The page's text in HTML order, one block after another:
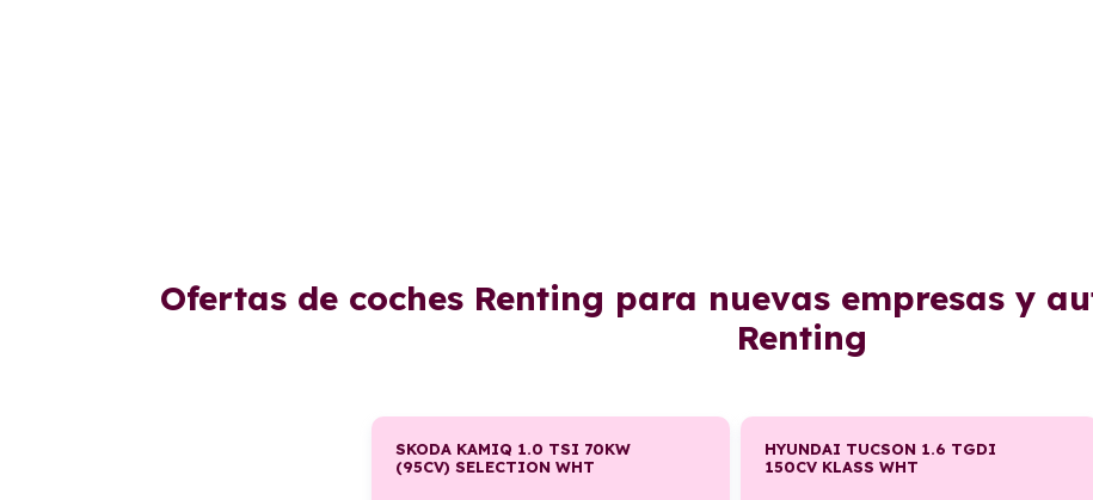
Ofertas de coches Renting para nuevas empresas y
Renting
SKODA KAMIQ 1.0 TSI 70KW
(95CV) SELECTION WHT
HYUNDAI TUCSON 1.6 TGDI
150CV KLASS WHT